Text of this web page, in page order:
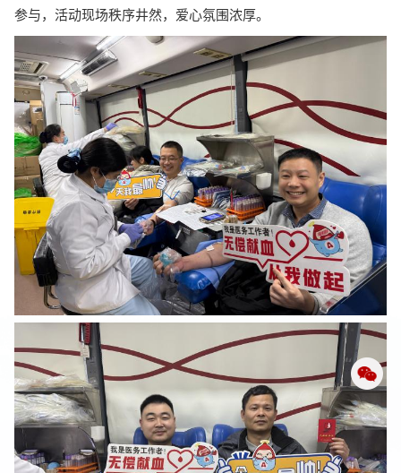
参与，活动现场秩序井然，爱心氛围浓厚。